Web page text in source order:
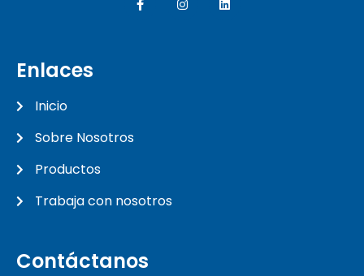
Enlaces
Inicio
Sobre Nosotros
Productos
Trabaja con nosotros
Contáctanos